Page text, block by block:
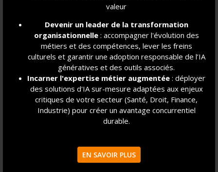
valeur
Devenir un leader de la transformation
organisationnelle: accompagner l'évolution des
métiers et des compétences, lever les freins
culturels et garantir une adoption responsable de l’IA
génératives et des outils associés.
Incarner l'expertise métier augmentée : déployer
des solutions d'IA sur-mesure adaptées aux enjeux
critiques de votre secteur (Santé, Droit, Finance,
Industrie) pour créer un avantage concurrentiel
durable.
EN SAVOIR PLUS